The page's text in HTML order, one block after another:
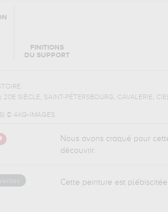
FINITIONS
DU SUPPORT
20E SIÈCLE, SAINT-PÉTERSBOURG, CAVALERIE,
) © AKG-IMAGES
Nous avons craqué pour
découvrir.
Cette peinture est